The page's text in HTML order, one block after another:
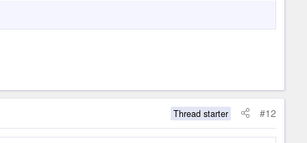
Thread starter #12